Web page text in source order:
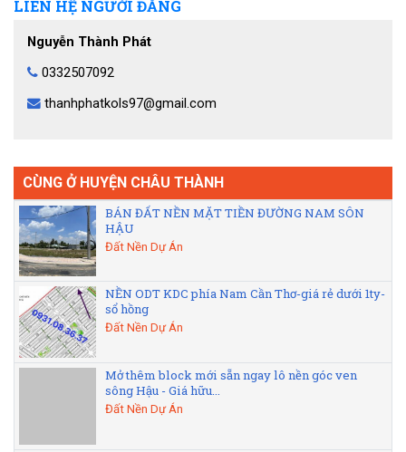
LIÊN HỆ NGƯỜI ĐĂNG
Nguyễn Thành Phát
0332507092
thanhphatkols97@gmail.com
CÙNG Ở HUYỆN CHÂU THÀNH
BÁN ĐẤT NỀN MẶT TIỀN ĐƯỜNG NAM SÔN
HẬU
Đất Nền Dự Án
NỀN ODT KDC phía Nam Cần Thơ-giá rẻ dưới 1ty-
sổ hồng
Đất Nền Dự Án
Mở thêm block mới sẵn ngay lô nền góc ven
sông Hậu - Giá hữu...
Đất Nền Dự Án